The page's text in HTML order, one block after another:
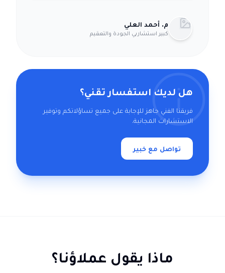
م. أحمد العلي
كبير استشاريي الجودة والتعقيم
هل لديك استفسار تقني؟
فريقنا الفني جاهز للإجابة على جميع تساؤلاتكم وتوفير
الاستشارات المجانية.
تواصل مع خبير
ماذا يقول عملاؤنا؟